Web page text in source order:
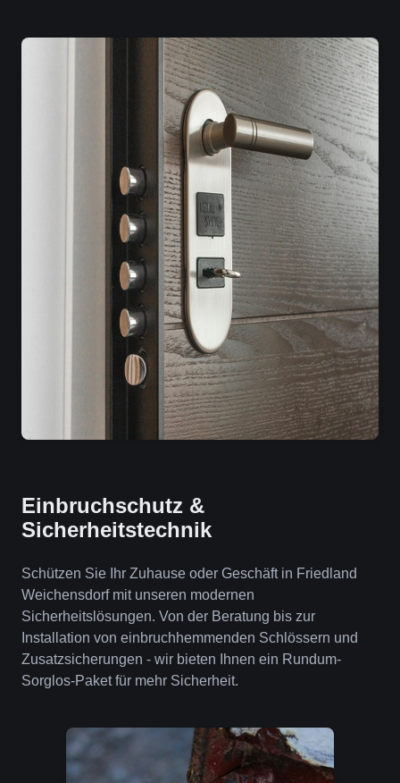
Einbruchschutz &
Sicherheitstechnik
Schützen Sie Ihr Zuhause oder Geschäft in Friedland
Weichensdorf mit unseren modernen
Sicherheitslösungen. Von der Beratung bis zur
Installation von einbruchhemmenden Schlössern und
Zusatzsicherungen - wir bieten Ihnen ein Rundum-
Sorglos-Paket für mehr Sicherheit.